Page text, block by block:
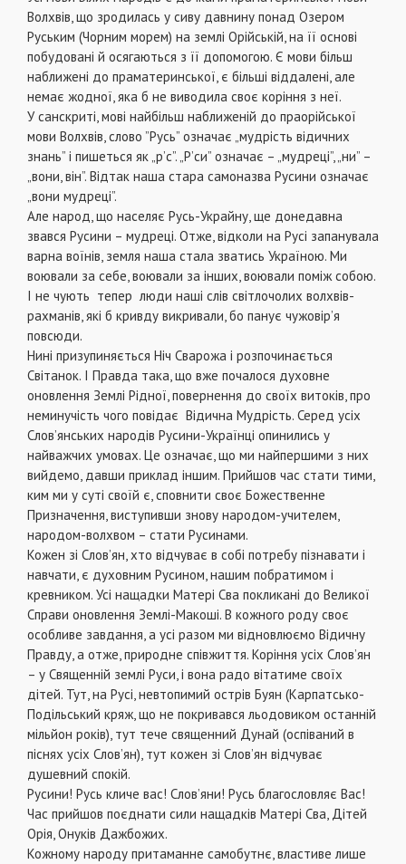
Волхвів, що зродилась у сиву давнину понад Озером
Руським (Чорним морем) на землі Орійській, на її основі
побудовані й осягаються з її допомогою. Є мови більш
наближені до праматеринської, є більші віддалені, але
немає жодної, яка б не виводила своє коріння з неї.
У санскриті, мові найбільш наближеній до праорійської
мови Волхвів, слово ”Русь” означає „мудрість відичних
знань” і пишеться як „р’с”. „Р’си” означає – „мудреці”, „ни” –
„вони, він”. Відтак наша стара самоназва Русини означає
„вони мудреці”.
Але народ, що населяє Русь-Украйну, ще донедавна
звався Русини – мудреці. Отже, відколи на Русі запанувала
варна воїнів, земля наша стала зватись Україною. Ми
воювали за себе, воювали за інших, воювали поміж собою.
І не чують тепер люди наші слів світлочолих волхвів-
рахманів, які б кривду викривали, бо панує чужовір’я
повсюди.
Нині призупиняється Ніч Сварожа і розпочинається
Світанок. І Правда така, що вже почалося духовне
оновлення Землі Рідної, повернення до своїх витоків, про
неминучість чого повідає Відична Мудрість. Серед усіх
Слов’янських народів Русини-Українці опинились у
найважчих умовах. Це означає, що ми найпершими з них
вийдемо, давши приклад іншим. Прийшов час стати тими,
ким ми у суті своїй є, сповнити своє Божественне
Призначення, виступивши знову народом-учителем,
народом-волхвом – стати Русинами.
Кожен зі Слов’ян, хто відчуває в собі потребу пізнавати і
навчати, є духовним Русином, нашим побратимом і
кревником. Усі нащадки Матері Сва покликані до Великої
Справи оновлення Землі-Макоші. В кожного роду своє
особливе завдання, а усі разом ми відновлюємо Відичну
Правду, а отже, природне співжиття. Коріння усіх Слов’ян
– у Священній землі Руси, і вона радо вітатиме своїх
дітей. Тут, на Русі, невтопимий острів Буян (Карпатсько-
Подільський кряж, що не покривався льодовиком останній
мільйон років), тут тече священний Дунай (оспіваний в
піснях усіх Слов’ян), тут кожен зі Слов’ян відчуває
душевний спокій.
Русини! Русь кличе вас! Слов’яни! Русь благословляє Вас!
Час прийшов поєднати сили нащадків Матері Сва, Дітей
Орія, Онуків Дажбожих.
Кожному народу притаманне самобутнє, властиве лише